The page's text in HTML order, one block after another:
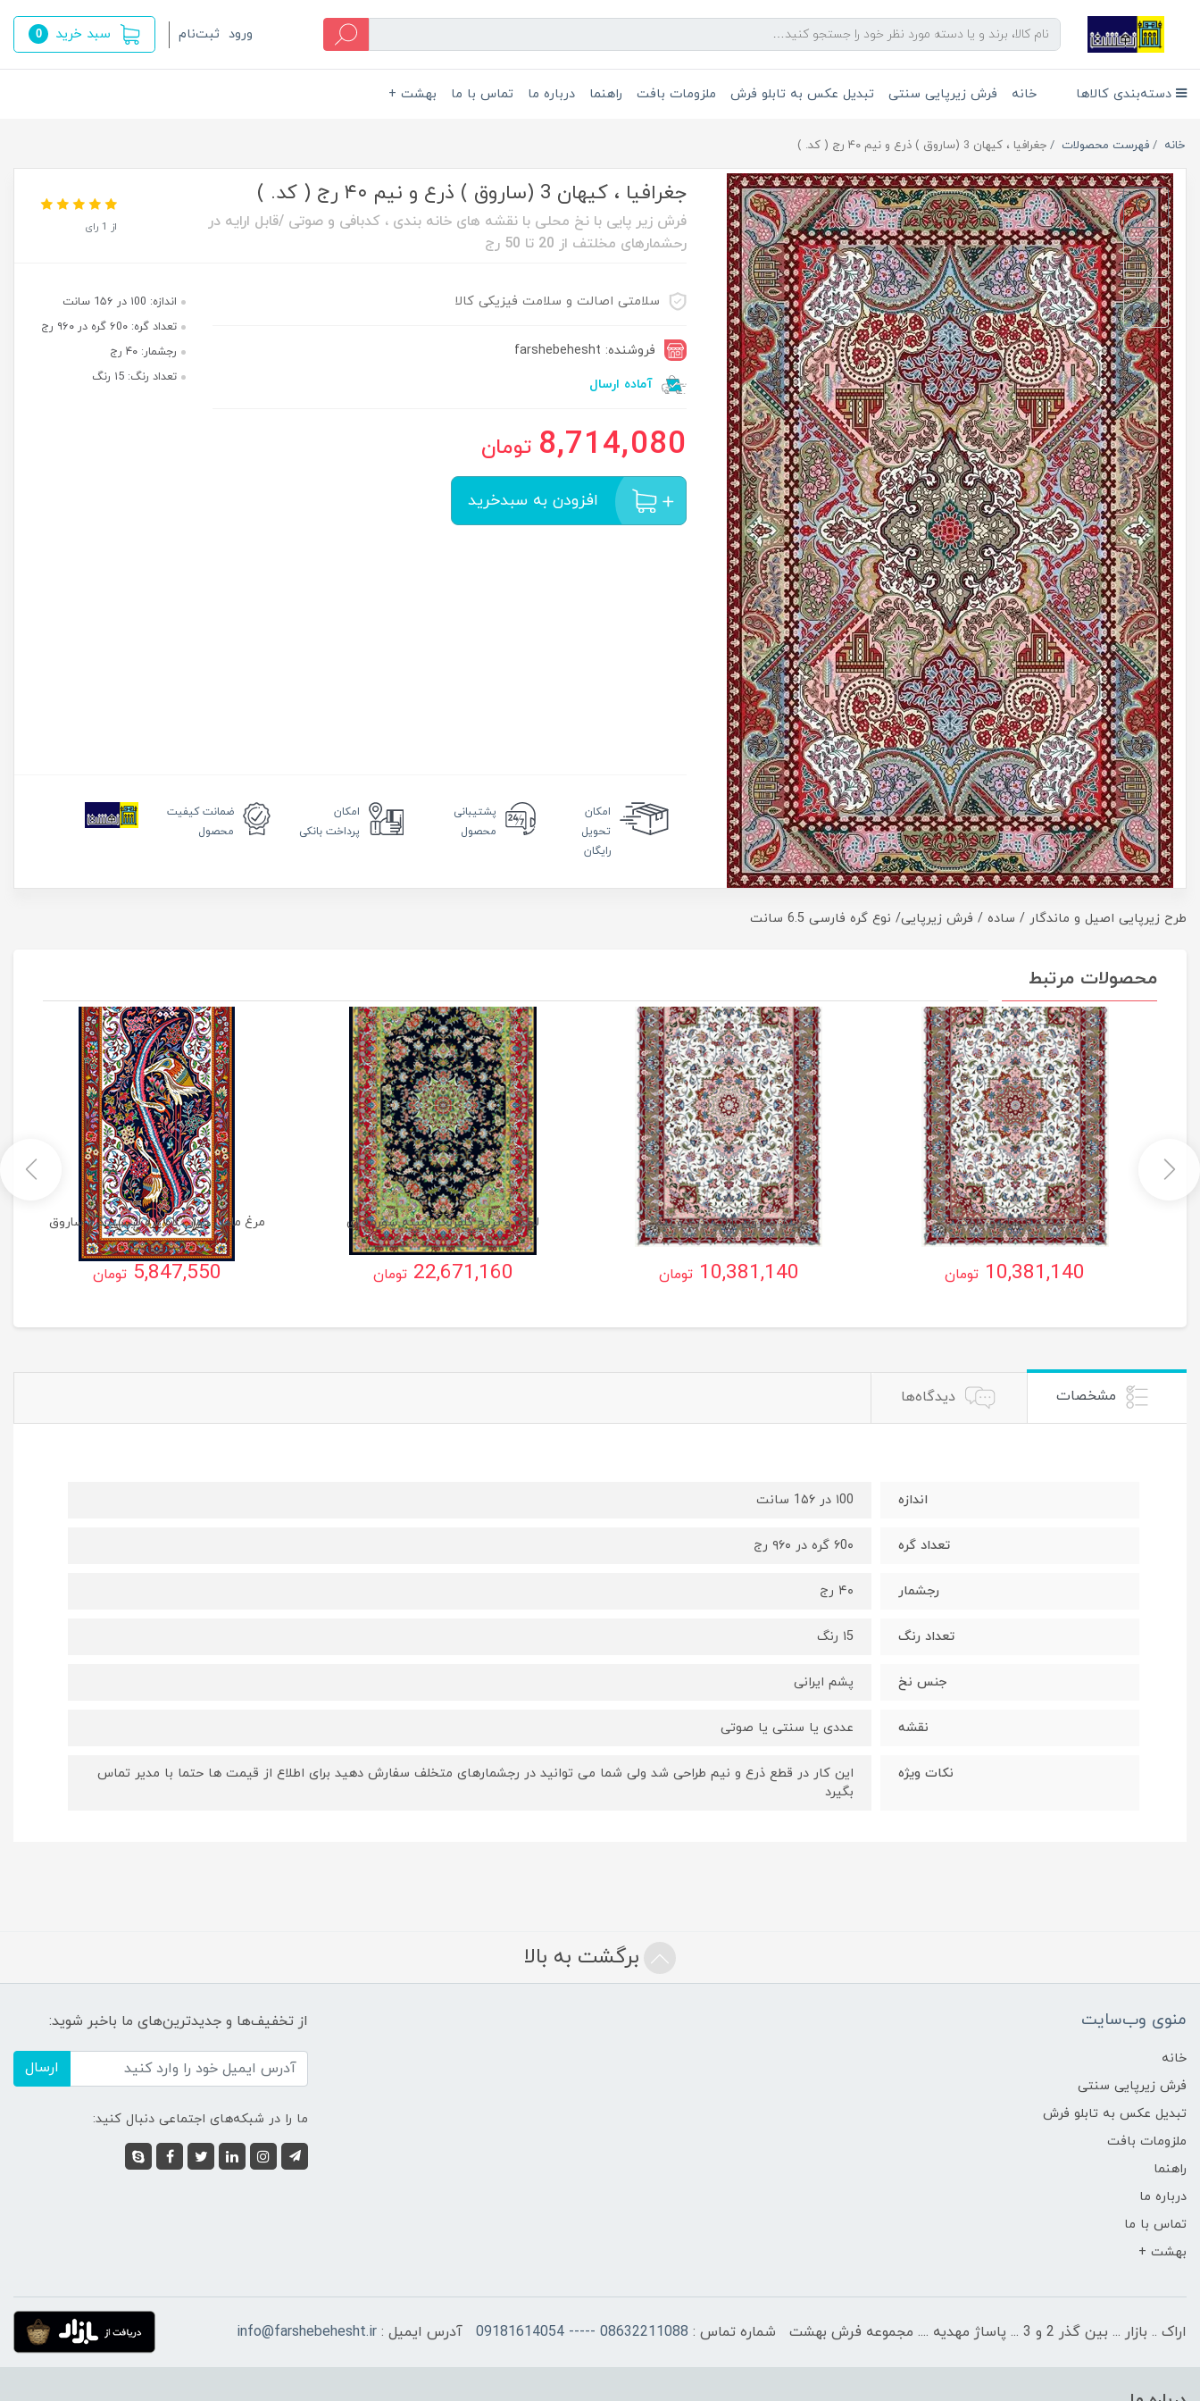
ورود ثبت‌نام سبد خرید 0
دسته‌بندی کالاها خانه فرش زیرپایی سنتی تبدیل عکس به تابلو فرش ملزومات بافت راهنما درباره ما تماس با ما بهشت +
خانه فهرست محصولات جغرافیا ، کیهان 3 (ساروق ) ذرع و نیم ۴۰ رج ( کد. )
جغرافیا ، کیهان 3 (ساروق ) ذرع و نیم ۴۰ رج ( کد. )
فرش زیر پایی با نخ محلی با نقشه های خانه بندی ، کدبافی و صوتی /قابل ارایه در
رحشمارهای مخلتف از 20 تا 50 رج
از 1 رای
سلامتی اصالت و سلامت فیزیکی کالا
فروشنده: farshebehesht
آماده ارسال
8,714,080 تومان
افزودن به سبدخرید
اندازه: ۱00 در 1۵۶ سانت
تعداد گره: ۶0۰ گره در ۹۶۰ رج
رجشمار: ۴۰ رج
تعداد رنگ: ۱5 رنگ
امکان
تحویل
رایگان
پشتیبانی
محصول
امکان
پرداخت بانکی
ضمانت کیفیت
محصول
​​​​طرح زیرپایی اصیل و ماندگار / ساده / فرش زیرپایی/ نوع گره فارسی 6.5 سانت
محصولات مرتبط
ریتا کد ۲ ساروق ،اراک
10,381,140 تومان
ریتا، ساروق ،اراک ،ذرع و نیم
10,381,140 تومان
لچک و ترنج گلفرنگ زمینه سورمه ای
22,671,160 تومان
مرغ ماهی خوار ، ده گره بیست گره ساروق
5,847,550 تومان
مشخصات دیدگاه‌ها
اندازه ۱00 در 1۵۶ سانت
تعداد گره ۶0۰ گره در ۹۶۰ رج
رجشمار ۴۰ رج
تعداد رنگ ۱5 رنگ
جنس نخ پشم ایرانی
نقشه عددی یا سنتی یا صوتی
نکات ویژه
این کار در قطع ذرع و نیم طراحی شد ولی شما می توانید در رجشمارهای متخلف سفارش دهید برای اطلاع از قیمت ها حتما با مدیر تماس
بگیرد
برگشت به بالا
منوی وب‌سایت
خانه
فرش زیرپایی سنتی
تبدیل عکس به تابلو فرش
ملزومات بافت
راهنما
درباره ما
تماس با ما
بهشت +
از تخفیف‌ها و جدیدترین‌های ما باخبر شوید:
ارسال
ما را در شبکه‌های اجتماعی دنبال کنید:
اراک .. بازار ... بین گذر 2 و 3 ... پاساژ مهدیه .... مجموعه فرش بهشت شماره تماس : 08632211088 ----- 09181614054 آدرس ایمیل : info@farshebehesht.ir